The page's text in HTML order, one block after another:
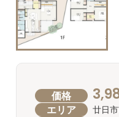
価格
エリア 廿日